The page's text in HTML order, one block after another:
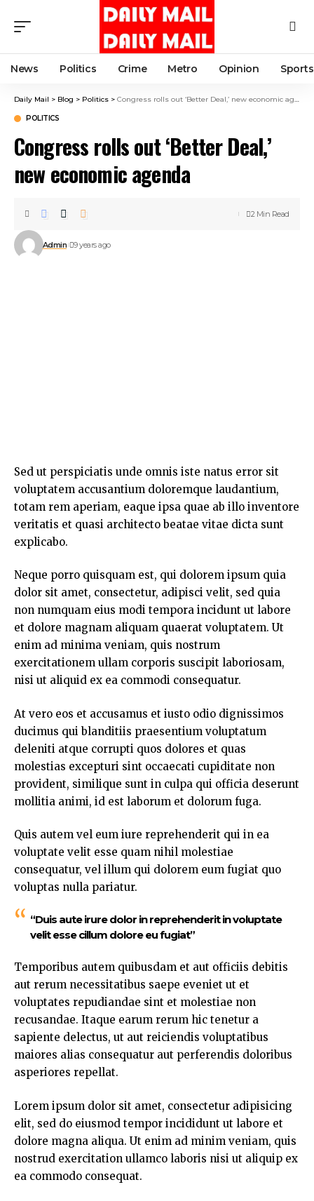
News Politics Crime Metro Opinion Sports
Daily Mail > Blog > Politics > Congress rolls out ‘Better Deal,’ new economic agenda
POLITICS
Congress rolls out ‘Better Deal,’
new economic agenda
Admin 9 years ago
2 Min Read
Sed ut perspiciatis unde omnis iste natus error sit
voluptatem accusantium doloremque laudantium,
totam rem aperiam, eaque ipsa quae ab illo inventore
veritatis et quasi architecto beatae vitae dicta sunt
explicabo.
Neque porro quisquam est, qui dolorem ipsum quia
dolor sit amet, consectetur, adipisci velit, sed quia
non numquam eius modi tempora incidunt ut labore
et dolore magnam aliquam quaerat voluptatem. Ut
enim ad minima veniam, quis nostrum
exercitationem ullam corporis suscipit laboriosam,
nisi ut aliquid ex ea commodi consequatur.
At vero eos et accusamus et iusto odio dignissimos
ducimus qui blanditiis praesentium voluptatum
deleniti atque corrupti quos dolores et quas
molestias excepturi sint occaecati cupiditate non
provident, similique sunt in culpa qui officia deserunt
mollitia animi, id est laborum et dolorum fuga.
Quis autem vel eum iure reprehenderit qui in ea
voluptate velit esse quam nihil molestiae
consequatur, vel illum qui dolorem eum fugiat quo
voluptas nulla pariatur.
“Duis aute irure dolor in reprehenderit in voluptate
velit esse cillum dolore eu fugiat”
Temporibus autem quibusdam et aut officiis debitis
aut rerum necessitatibus saepe eveniet ut et
voluptates repudiandae sint et molestiae non
recusandae. Itaque earum rerum hic tenetur a
sapiente delectus, ut aut reiciendis voluptatibus
maiores alias consequatur aut perferendis doloribus
asperiores repellat.
Lorem ipsum dolor sit amet, consectetur adipisicing
elit, sed do eiusmod tempor incididunt ut labore et
dolore magna aliqua. Ut enim ad minim veniam, quis
nostrud exercitation ullamco laboris nisi ut aliquip ex
ea commodo consequat.